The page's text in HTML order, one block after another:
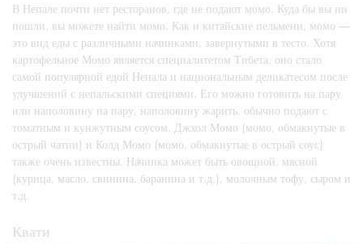
В Непале почти нет ресторанов, где не подают момо. Куда бы вы ни
пошли, вы можете найти момо. Как и китайские пельмени, момо —
это вид еды с различными начинками, завернутыми в тесто. Хотя
картофельное Момо является специалитетом Тибета, оно стало
самой популярной едой Непала и национальным деликатесом после
улучшений с непальскими специями. Его можно готовить на пару
или наполовину на пару, наполовину жарить, обычно подают с
томатным и кунжутным соусом. Джхол Момо (момо, обмакнутые в
острый чатни) и Колд Момо (момо, обмакнутые в острый соус)
также очень известны. Начинка может быть овощной, мясной
(курица, масло, свинина, баранина и т.д.), молочным тофу, сыром и
т.д.
Квати